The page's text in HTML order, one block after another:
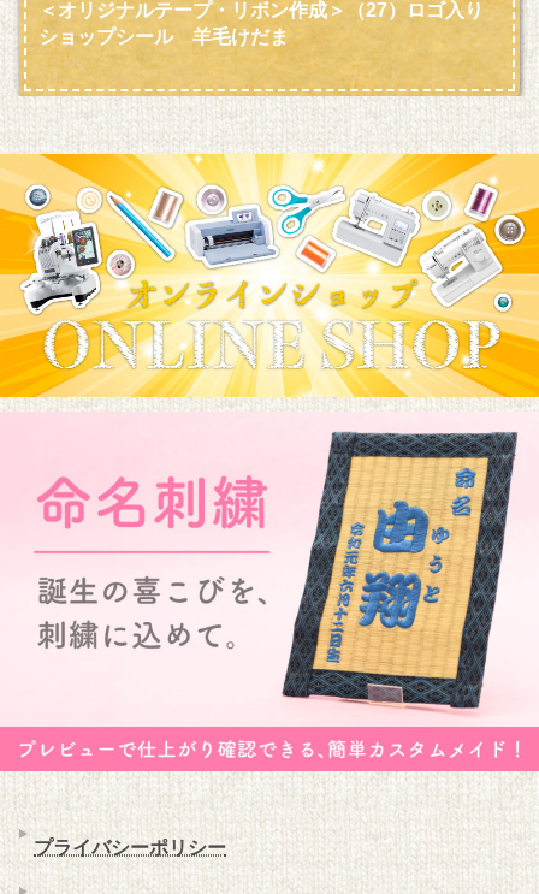
＜オリジナルテープ・リボン作成＞（27）ロゴ入り
ショップシール 羊毛けだま
プライバシーポリシー